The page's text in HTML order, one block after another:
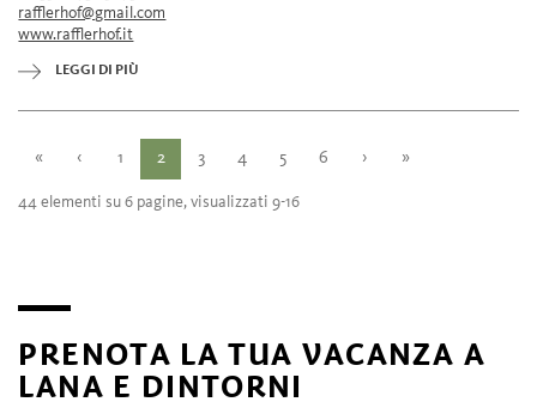
lunedì
15:00 - 22:00
martedì
mercoledì
venerdì
15:00 - 22:00
rafflerhof@gmail.com
www.rafflerhof.it
LEGGI DI PIÙ
« ‹ 1 2 3 4 5 6 › »
44 elementi su 6 pagine, visualizzati 9-16
PRENOTA LA TUA VACANZA A
LANA E DINTORNI